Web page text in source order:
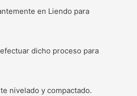
en Liendo para
dicho proceso para
nivelado y compactado.